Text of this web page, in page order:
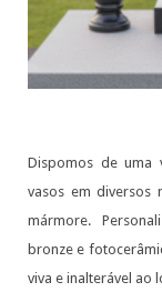
Dispomos de uma
vasos em diversos
mármore.
bronze e
viva e inalterável ao